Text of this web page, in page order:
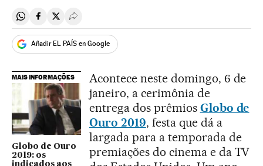
Compartir en Whatsapp
Compartir en Facebook
Compartir en Twitter
Desplegar Redes Sociales
Añadir EL PAÍS en Google
MAIS INFORMAÇÕES
Globo de Ouro
2019: os
Acontece neste domingo, 6 de
janeiro, a cerimônia de
entrega dos prêmios Globo de
Ouro 2019, festa que dá a
largada para a temporada de
premiações do cinema e da TV